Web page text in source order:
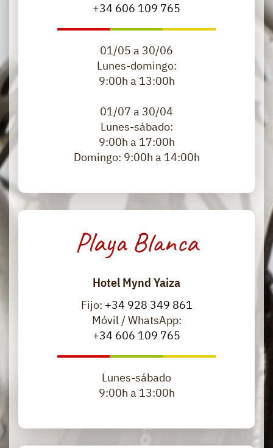
+34 606 109 765
01/05 a 30/06
Lunes-domingo:
9:00h a 13:00h
01/07 a 30/04
Lunes-sábado:
9:00h a 17:00h
Domingo: 9:00h a 14:00h
Playa Blanca
Hotel Mynd Yaiza
Fijo: +34 928 349 861
Móvil / WhatsApp:
+34 606 109 765
​Lunes-sábado
9:00h a 13:00h